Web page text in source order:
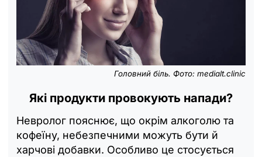
Головний біль. Фото: medialt.clinic
Які продукти провокують напади?
Невролог пояснює, що окрім алкоголю та
кофеїну, небезпечними можуть бути й
харчові добавки. Особливо це стосується